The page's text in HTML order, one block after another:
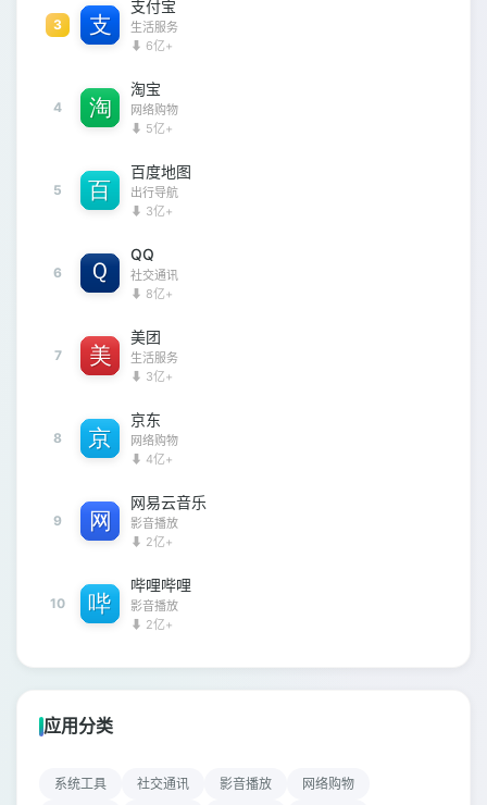
3
支付宝
生活服务
⬇ 6亿+
4
淘宝
网络购物
⬇ 5亿+
5
百度地图
出行导航
⬇ 3亿+
6
QQ
社交通讯
⬇ 8亿+
7
美团
生活服务
⬇ 3亿+
8
京东
网络购物
⬇ 4亿+
9
网易云音乐
影音播放
⬇ 2亿+
10
哔哩哔哩
影音播放
⬇ 2亿+
应用分类
系统工具 社交通讯 影音播放
网络购物